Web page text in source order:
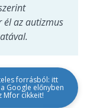
él az autizmus
forrásból: itt
Google előnyben
Mfor cikkeit!